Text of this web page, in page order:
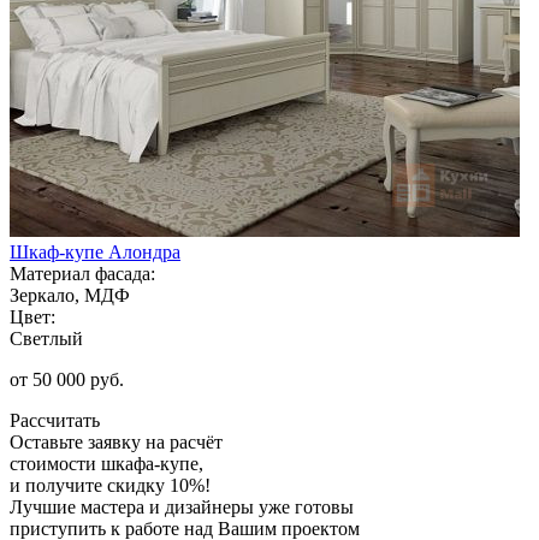
Шкаф-купе Алондра
Материал фасада:
Зеркало, МДФ
Цвет:
Светлый
от 50 000 руб.
Рассчитать
Оставьте заявку на расчёт
стоимости шкафа-купе,
и получите скидку 10%!
Лучшие мастера и дизайнеры уже готовы
приступить к работе над Вашим проектом